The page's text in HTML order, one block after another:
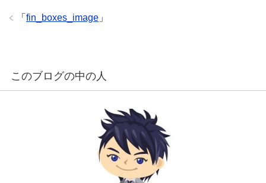
「 fin_boxes_image 」
このブログの中の人